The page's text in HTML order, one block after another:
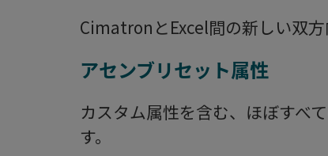
CimatronとExcel間の新しい双方
アセンブリセット属性
カスタム属性を含む、ほぼすべ
す。